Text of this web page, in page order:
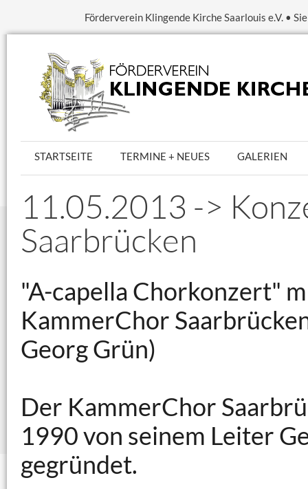
Förderverein Klingende Kirche Saarlouis e.V. •
STARTSEITE TERMINE + NEUES GALERIEN
11.05.2013 ->
Saarbrücken
"A-capella Chorkonzert"
KammerChor
Georg Grün)
Der KammerChor
1990 von seinem Leiter
gegründet.